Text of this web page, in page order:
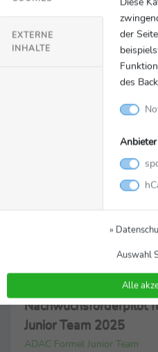
ADAC Formel Junior Team
Nachwuchsförderpilot
Junior Team 2025
ADAC Formel Junior Team
EXTERNE
INHALTE
der
des
Anbieter
»
Auswahl
Alle